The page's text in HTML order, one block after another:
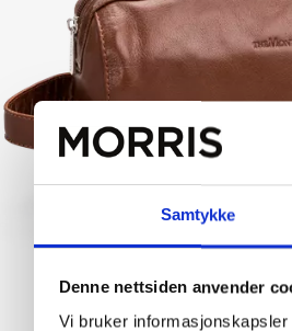
Samtykke
Denne nettsiden anvender
Vi bruker